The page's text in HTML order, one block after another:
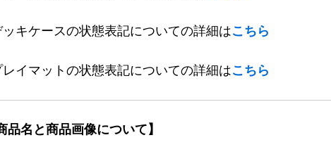
ッキケースの状態表記についての詳細はこちら
レイマットの状態表記についての詳細はこちら
品名と商品画像について】